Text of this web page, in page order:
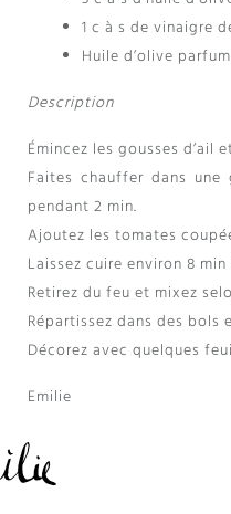
1 c à s de vinaigre
Huile d’olive
Description
Émincez les gousses
Faites chauffer dans une
pendant 2 min.
Ajoutez les tomates
Laissez cuire environ 8
Retirez du feu et mixez
Répartissez dans des bols
Décorez avec quelques
Emilie